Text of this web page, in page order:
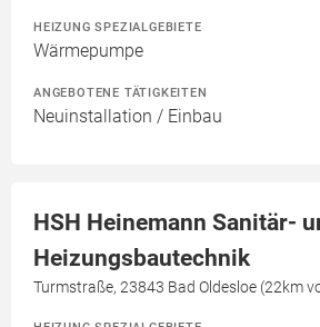
HEIZUNG SPEZIALGEBIETE
Wärmepumpe
ANGEBOTENE TÄTIGKEITEN
Neuinstallation / Einbau
HSH Heinemann Sanitär-
Heizungsbautechnik
Turmstraße, 23843 Bad Oldesloe (22km